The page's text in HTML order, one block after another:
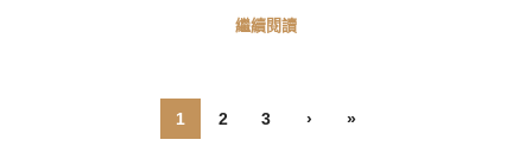
繼續閱讀
1 2 3 › »